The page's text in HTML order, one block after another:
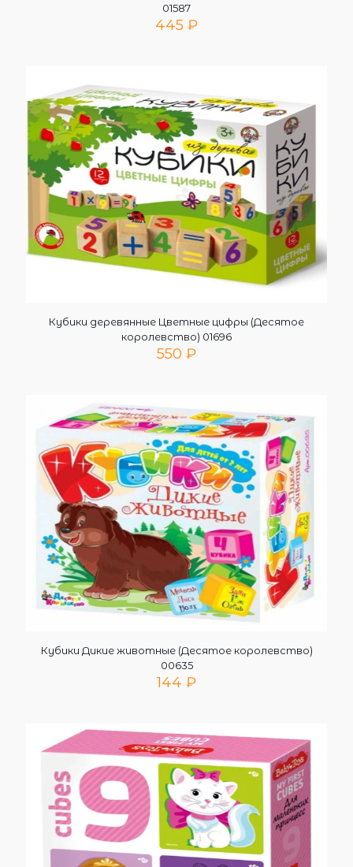
01587
445 ₽
Кубики деревянные Цветные цифры (Десятое
королевство) 01696
550 ₽
Кубики Дикие животные (Десятое королевство)
00635
144 ₽